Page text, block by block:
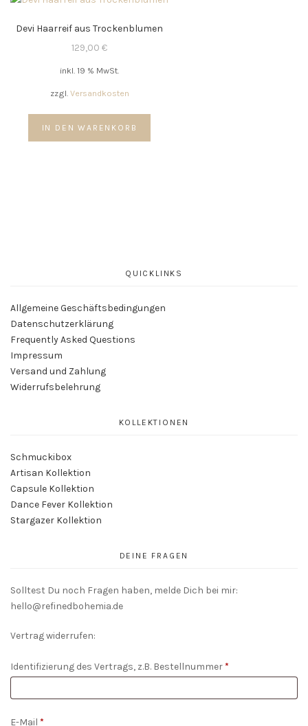
Devi Haarreif aus Trockenblumen
129,00 €
inkl. 19 % MwSt.
zzgl. Versandkosten
IN DEN WARENKORB
QUICKLINKS
Allgemeine Geschäftsbedingungen
Datenschutzerklärung
Frequently Asked Questions
Impressum
Versand und Zahlung
Widerrufsbelehrung
KOLLEKTIONEN
Schmuckibox
Artisan Kollektion
Capsule Kollektion
Dance Fever Kollektion
Stargazer Kollektion
DEINE FRAGEN
Solltest Du noch Fragen haben, melde Dich bei mir:
hello@refinedbohemia.de
Vertrag widerrufen:
Identifizierung des Vertrags, z.B. Bestellnummer*
E-Mail *